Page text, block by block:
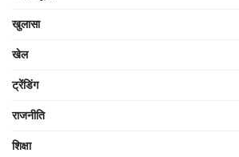
खुलासा
खेल
ट्रेंडिंग
राजनीति
शिक्षा